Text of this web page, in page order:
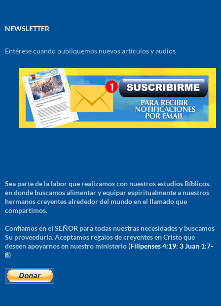
NEWSLETTER
Entérese cuando publiquemos nuevos artículos y audios
Sea parte de la labor que realizamos con nuestros estudios Bíblicos,
en donde buscamos alimentar y equipar espiritualmente a nuestros
hermanos creyentes alrededor del mundo en el llamado que
compartimos.
Confiamos en el SEÑOR para todas nuestras necesidades y buscamos
Su proveeduría. Aceptamos regalos de creyentes en Cristo que
deseen apoyarnos en nuestro ministerio (Filipenses 4:19; 3 Juan 1:7-
8)